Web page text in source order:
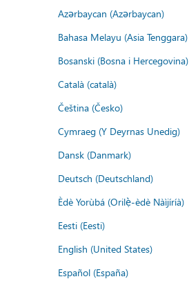
Azərbaycan (Azərbaycan)
Bahasa Melayu (Asia Tenggara)
Bosanski (Bosna i Hercegovina)
Català (català)
Čeština (Česko)
Cymraeg (Y Deyrnas Unedig)
Dansk (Danmark)
Deutsch (Deutschland)
Èdè Yorùbá (Orilẹ̀-èdè Nàìjíríà)
Eesti (Eesti)
English (United States)
Español (España)